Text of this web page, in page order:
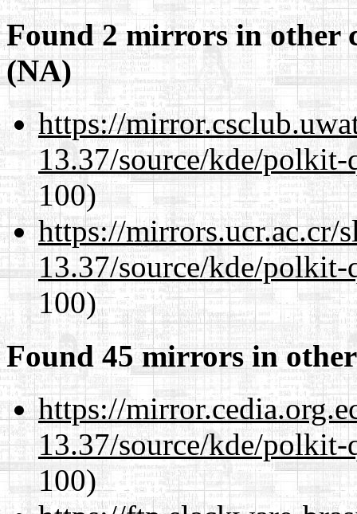
Found 2 mirrors in other
(NA)
https://
13.37/source/kde/
100)
https://mirrors.ucr.ac.cr/
13.37/source/kde/
100)
Found 45 mirrors in
https://
13.37/source/kde/
100)